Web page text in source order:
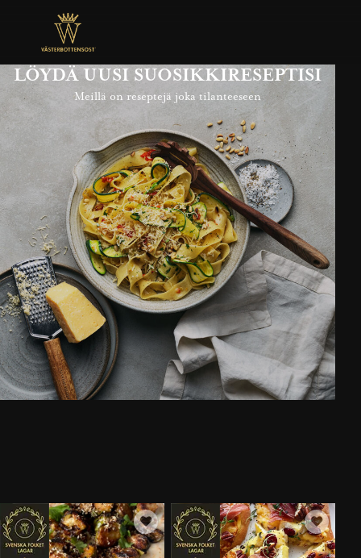
LÖYDÄ UUSI SUOSIKKIRESEPTISI
Meillä on reseptejä joka tilanteeseen